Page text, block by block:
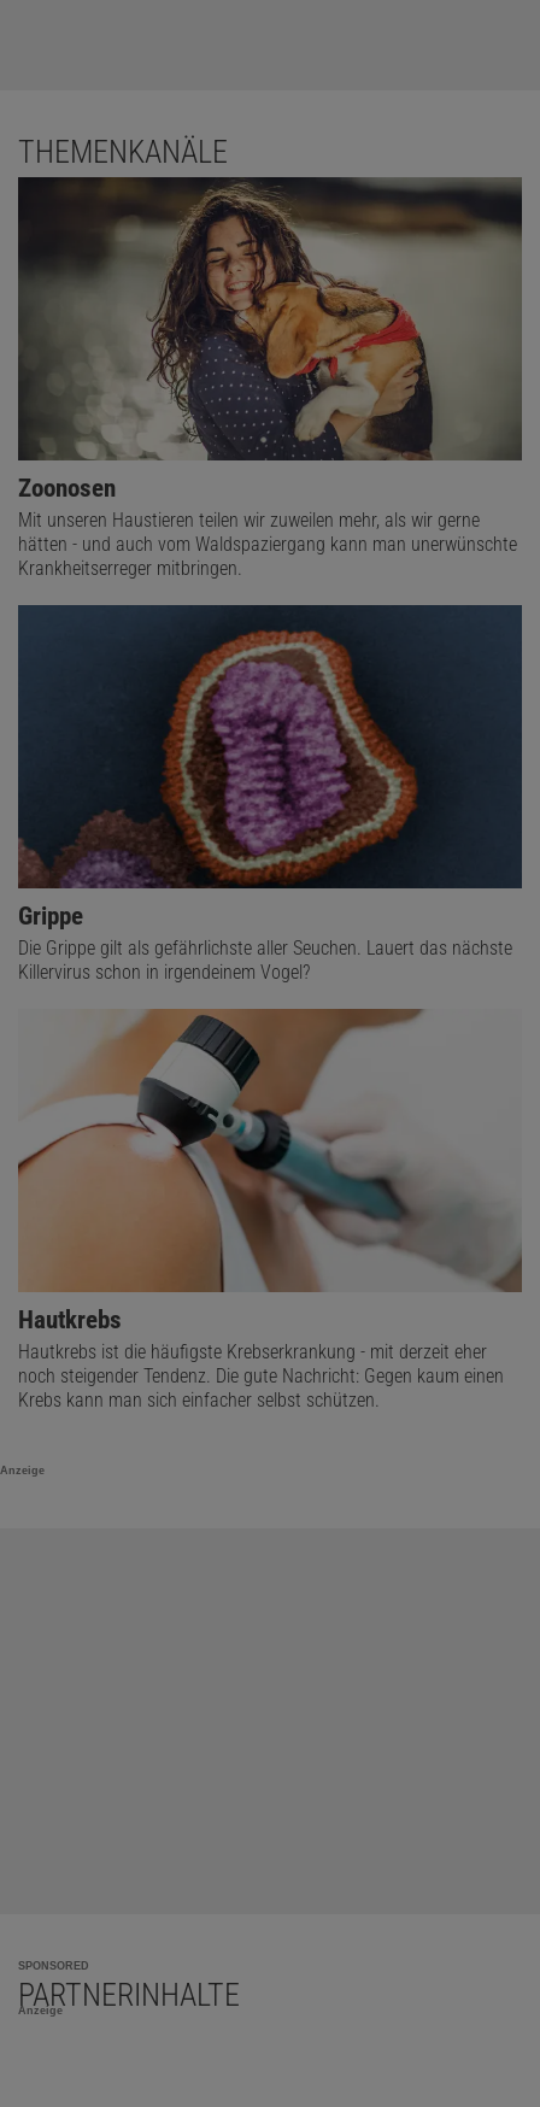
THEMENKANÄLE
Zoonosen
Mit unseren Haustieren teilen wir zuweilen mehr, als wir gerne
hätten - und auch vom Waldspaziergang kann man unerwünschte
Krankheitserreger mitbringen.
Grippe
Die Grippe gilt als gefährlichste aller Seuchen. Lauert das nächste
Killervirus schon in irgendeinem Vogel?
Hautkrebs
Hautkrebs ist die häufigste Krebserkrankung - mit derzeit eher
noch steigender Tendenz. Die gute Nachricht: Gegen kaum einen
Krebs kann man sich einfacher selbst schützen.
Anzeige
SPONSORED
PARTNERINHALTE
Anzeige